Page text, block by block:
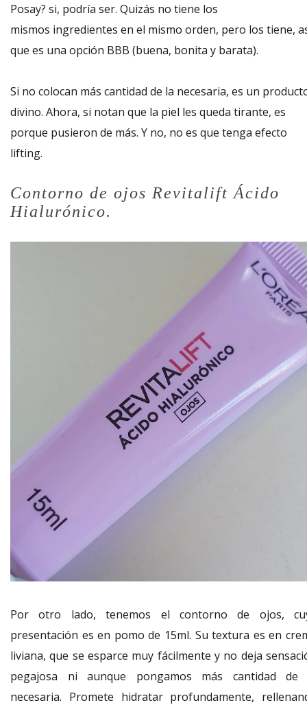
Posay? si, podría ser. Quizás no tiene los
mismos ingredientes en el mismo orden, pero los tiene,
que es una opción BBB (buena, bonita y barata).
Si no colocan más cantidad de la necesaria, es un
divino. Ahora, si notan que la piel les queda tirante, es
porque pusieron de más. Y no, no es que tenga efecto
lifting.
Contorno de ojos Revitalift Ácido
Hialurónico.
Por otro lado, tenemos el contorno de ojos,
presentación es en pomo de 15ml. Su textura es en
liviana, que se esparce muy fácilmente y no deja
pegajosa ni aunque pongamos más cantidad de
necesaria. Promete hidratar profundamente,